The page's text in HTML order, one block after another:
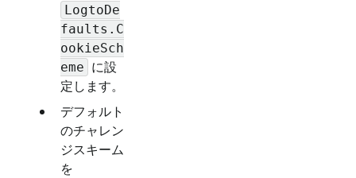
LogtoDe
faults.C
ookieSch
eme に設
定します。
デフォルト
のチャレン
ジスキーム
を